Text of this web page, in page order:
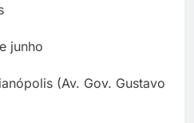
junho
(Av. Gov. Gustavo